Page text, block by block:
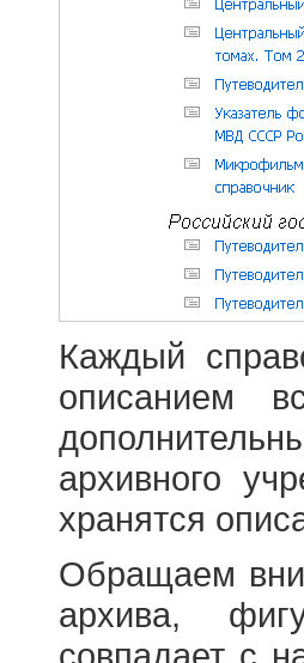
Каждый
описанием
архивного
хранятся
Обращаем
архива,
совпадает с